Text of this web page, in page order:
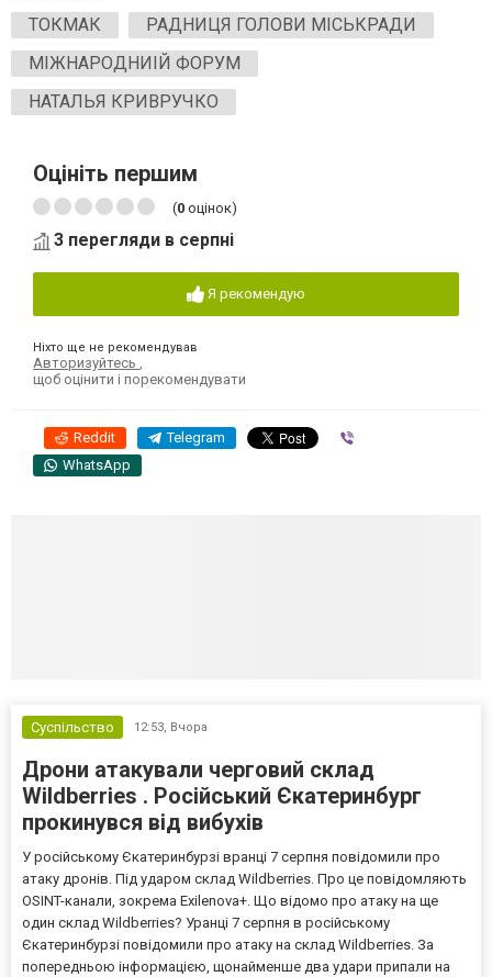
ТОКМАК
РАДНИЦЯ ГОЛОВИ МІСЬКРАДИ
МІЖНАРОДНИІЙ ФОРУМ
НАТАЛЬЯ КРИВРУЧКО
Оцініть першим
(0 оцінок)
3 перегляди в серпні
Я рекомендую
Ніхто ще не рекомендував
Авторизуйтесь ,
щоб оцінити і порекомендувати
Reddit Telegram
WhatsApp
Суспільство 12:53, Вчора
Дрони атакували черговий склад
Wildberries . Російський Єкатеринбург
прокинувся від вибухів
У російському Єкатеринбурзі вранці 7 серпня повідомили про
атаку дронів. Під ударом склад Wildberries. Про це повідомляють
OSINT-канали, зокрема Exilenova+. Що відомо про атаку на ще
один склад Wildberries? Уранці 7 серпня в російському
Єкатеринбурзі повідомили про атаку на склад Wildberries. За
попередньою інформацією, щонайменше два удари припали на